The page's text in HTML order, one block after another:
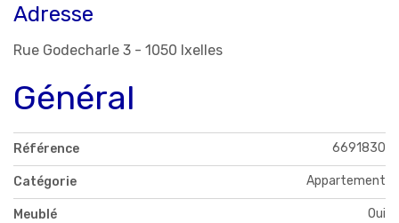
Adresse
Rue Godecharle 3 - 1050 Ixelles
Général
Référence 6691830
Catégorie Appartement
Meublé Oui